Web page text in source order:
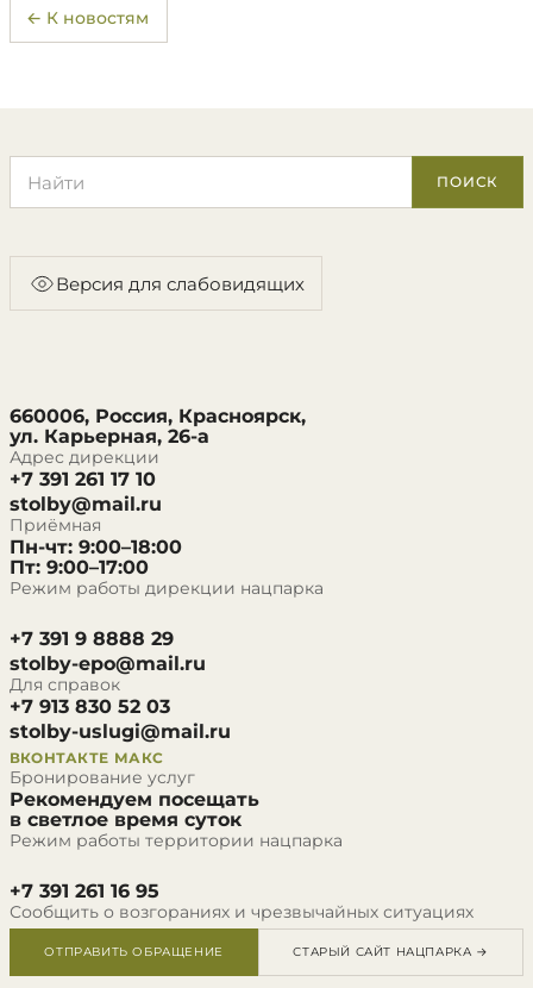
← К новостям
ПОИСК
Версия для слабовидящих
660006, Россия, Красноярск,
ул. Карьерная, 26-а
Адрес дирекции
+7 391 261 17 10
stolby@mail.ru
Приёмная
Пн-чт: 9:00–18:00
Пт: 9:00–17:00
Режим работы дирекции нацпарка
+7 391 9 8888 29
stolby-epo@mail.ru
Для справок
+7 913 830 52 03
stolby-uslugi@mail.ru
ВКОНТАКТЕ МАКС
Бронирование услуг
Рекомендуем посещать
в светлое время суток
Режим работы территории нацпарка
+7 391 261 16 95
Сообщить о возгораниях и чрезвычайных ситуациях
ОТПРАВИТЬ ОБРАЩЕНИЕ СТАРЫЙ САЙТ НАЦПАРКА →